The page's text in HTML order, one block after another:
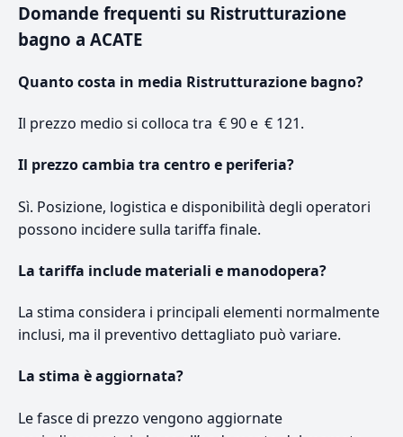
Domande frequenti su Ristrutturazione
bagno a ACATE
Quanto costa in media Ristrutturazione bagno?
Il prezzo medio si colloca tra € 90 e € 121.
Il prezzo cambia tra centro e periferia?
Sì. Posizione, logistica e disponibilità degli operatori
possono incidere sulla tariffa finale.
La tariffa include materiali e manodopera?
La stima considera i principali elementi normalmente
inclusi, ma il preventivo dettagliato può variare.
La stima è aggiornata?
Le fasce di prezzo vengono aggiornate